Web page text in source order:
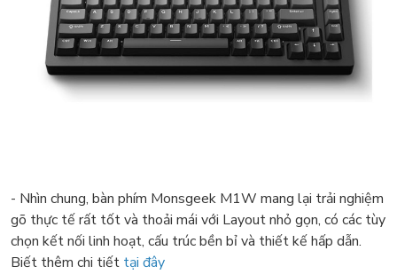
- Nhìn chung, bàn phím Monsgeek M1W mang lại trải nghiệm
gõ thực tế rất tốt và thoải mái với Layout nhỏ gọn, có các tùy
chọn kết nối linh hoạt, cấu trúc bền bỉ và thiết kế hấp dẫn.
Biết thêm chi tiết tại đây